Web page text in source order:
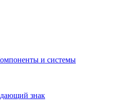
и системы
знак